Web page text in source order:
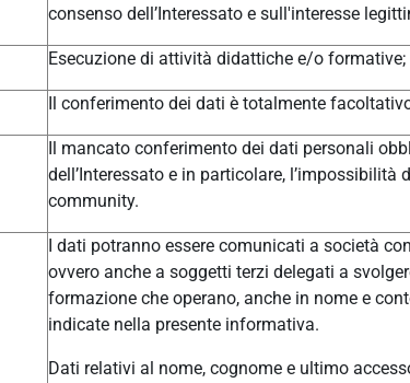
consenso dell’Interessato e sull'interesse
Esecuzione di attività didattiche e/o formative;
Il conferimento dei dati è totalmente
Il mancato conferimento dei dati personali
dell’Interessato e in particolare,
community.
I dati potranno essere comunicati a società
ovvero anche a soggetti terzi delegati a
formazione che operano, anche in nome e
indicate nella presente informativa.
Dati relativi al nome, cognome e ultimo